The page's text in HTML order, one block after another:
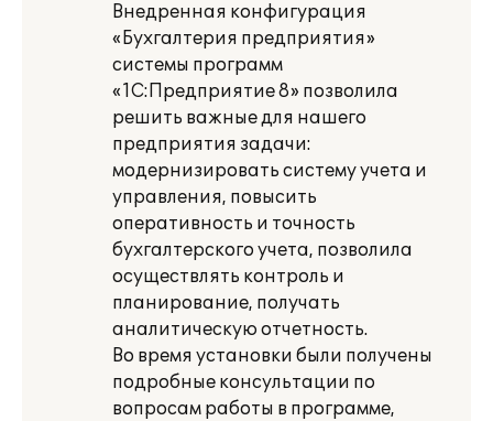
Внедренная конфигурация
«Бухгалтерия предприятия»
системы программ
«1С:Предприятие 8» позволила
решить важные для нашего
предприятия задачи:
модернизировать систему учета и
управления, повысить
оперативность и точность
бухгалтерского учета, позволила
осуществлять контроль и
планирование, получать
аналитическую отчетность.
Во время установки были получены
подробные консультации по
вопросам работы в программе,